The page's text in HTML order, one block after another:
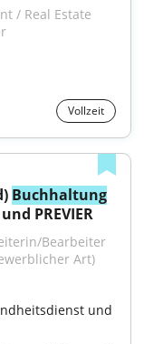
/ Real Estate
Vollzeit
Buchhaltung
PREVIER
Bearbeiter
Art)
und